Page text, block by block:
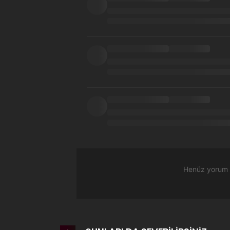
Bu, güç, dostluk ve absürt olaylarla dolu
Henüz